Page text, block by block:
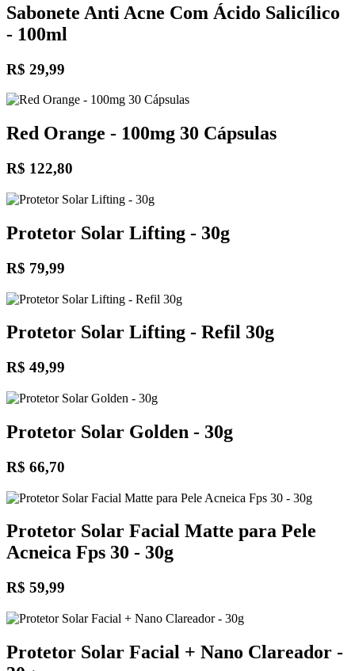
Sabonete Anti Acne Com Ácido Salicílico
- 100ml
R$ 29,99
Red Orange - 100mg 30 Cápsulas
R$ 122,80
Protetor Solar Lifting - 30g
R$ 79,99
Protetor Solar Lifting - Refil 30g
R$ 49,99
Protetor Solar Golden - 30g
R$ 66,70
Protetor Solar Facial Matte para Pele
Acneica Fps 30 - 30g
R$ 59,99
Protetor Solar Facial + Nano Clareador -